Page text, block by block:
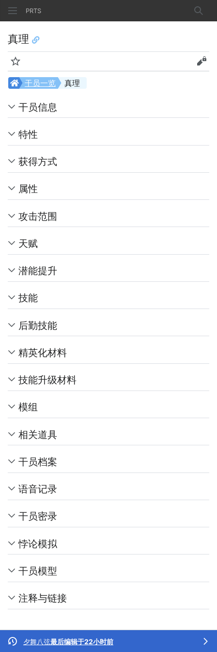
PRTS 搜索
真理
监视 查看
真理
干员一览
干员信息
特性
获得方式
属性
攻击范围
天赋
潜能提升
技能
后勤技能
精英化材料
技能升级材料
模组
相关道具
干员档案
语音记录
干员密录
悖论模拟
干员模型
注释与链接
夕舞八弦最后编辑于22小时前